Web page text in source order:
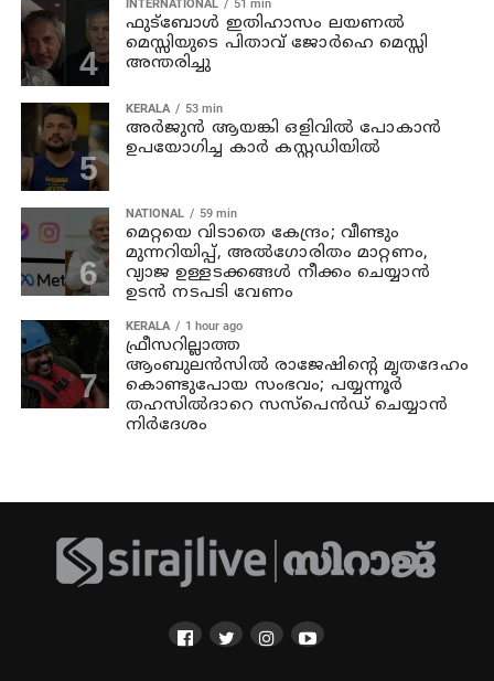
INTERNATIONAL 51 min
ഫുട്ബോൾ ഇതിഹാസം ലയണൽ
മെസ്സിയുടെ പിതാവ് ജോർഹെ മെസ്സി
അന്തരിച്ചു
KERALA 53 min
അര്‍ജുന്‍ ആയങ്കി ഒളിവില്‍ പോകാന്‍
ഉപയോഗിച്ച കാര്‍ കസ്റ്റഡിയില്‍
NATIONAL 59 min
മെറ്റയെ വിടാതെ കേന്ദ്രം; വീണ്ടും
മുന്നറിയിപ്പ്, അൽഗോരിതം മാറ്റണം,
വ്യാജ ഉള്ളടക്കങ്ങൾ നീക്കം ചെയ്യാൻ
ഉടൻ നടപടി വേണം
KERALA 1 hour ago
ഫ്രീസറില്ലാത്ത
ആംബുലൻസിൽ രാജേഷിന്റെ മൃതദേഹം
കൊണ്ടുപോയ സംഭവം; പയ്യന്നൂർ
തഹസിൽദാറെ സസ്പെൻഡ് ചെയ്യാന്‍
നിര്‍ദേശം